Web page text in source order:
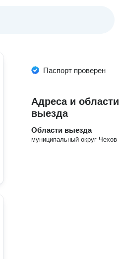
Паспорт проверен
Адреса и области
выезда
Области выезда
муниципальный округ Чехов